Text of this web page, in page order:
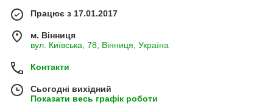
Працює з 17.01.2017
м. Вінниця
вул. Київська, 78, Вінниця, Україна
Контакти
Сьогодні вихідний
Показати весь графік роботи